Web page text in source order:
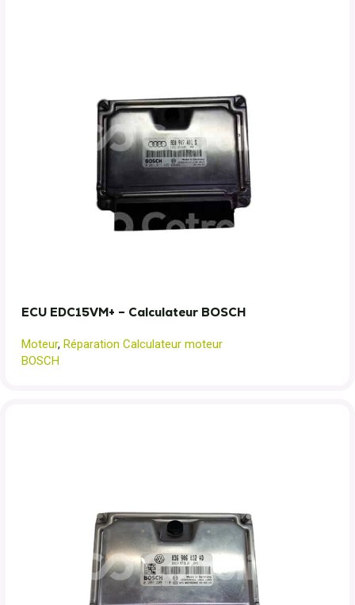
ECU EDC15VM+ – Calculateur BOSCH
Moteur, Réparation Calculateur moteur
BOSCH